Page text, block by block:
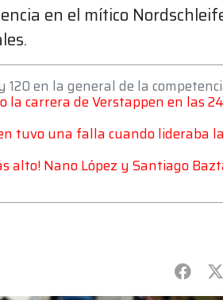
en el mítico
en la general de la
la carrera de Verstappen en las
tuvo una falla cuando lideraba
alto! Nano López y Santiago